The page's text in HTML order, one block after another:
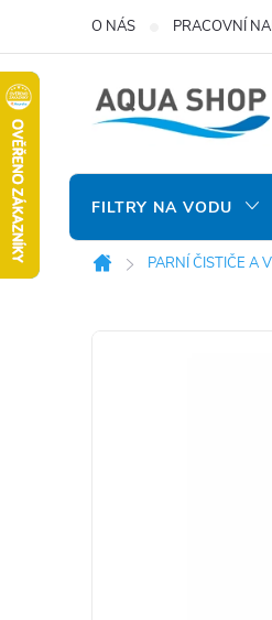
obsah
O NÁS PRACOVNÍ
FILTRY NA VODU
Domů
PARNÍ ČISTIČE A